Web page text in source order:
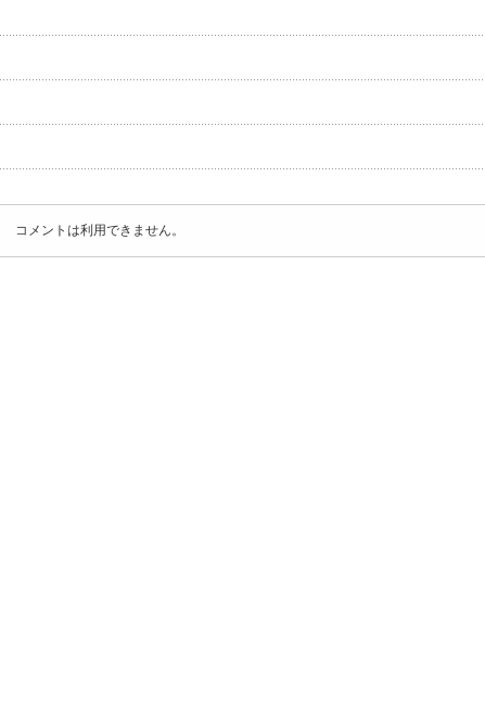
コメントは利用できません。